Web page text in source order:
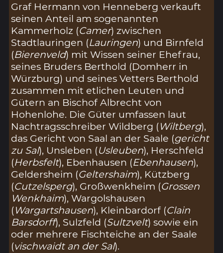
Graf Hermann von Henneberg verkauft
seinen Anteil am sogenannten
Kammerholz (Camer) zwischen
Stadtlauringen (Lauringen) und Birnfeld
(Bierenveld) mit Wissen seiner Ehefrau,
seines Bruders Berthold (Domherr in
Würzburg) und seines Vetters Berthold
zusammen mit etlichen Leuten und
Gütern an Bischof Albrecht von
Hohenlohe. Die Güter umfassen laut
Nachtragsschreiber Wildberg (Wiltberg),
das Gericht von Saal an der Saale (gericht
zu Sal), Unsleben (Usleuben), Herschfeld
(Herbsfelt), Ebenhausen (Ebenhausen),
Geldersheim (Geltershaim), Kützberg
(Cutzelsperg), Großwenkheim (Grossen
Wenkhaim), Wargolshausen
(Wargartshausen), Kleinbardorf (Clain
Barsdorff), Sulzfeld (Sultzvelt) sowie ein
oder mehrere Fischteiche an der Saale
(vischwaidt an der Sal).